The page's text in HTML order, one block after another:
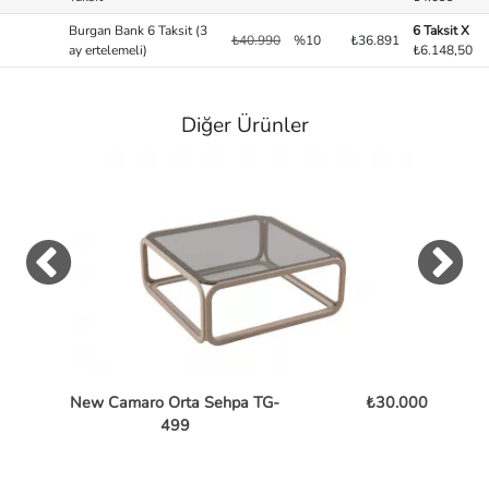
Burgan Bank 6 Taksit (3
ay ertelemeli)
₺40.990 %10 ₺36.891
6 Taksit X
₺6.148,50
Diğer Ürünler
New Camaro Orta Sehpa TG-
499
₺30.000